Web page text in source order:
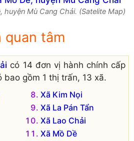
huyện Mù Cang Chải. (Satelite Map)
quan tâm
có 14 đơn vị hành chính cấp
bao gồm 1 thị trấn, 13 xã.
Xã Kim Nọi
Xã La Pán Tẩn
Xã Lao Chải
Xã Mồ Dề